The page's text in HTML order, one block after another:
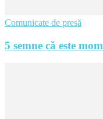
Comunicate de presă
5 semne că este